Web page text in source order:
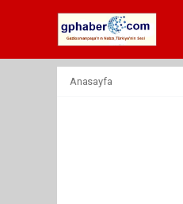
Anasayfa